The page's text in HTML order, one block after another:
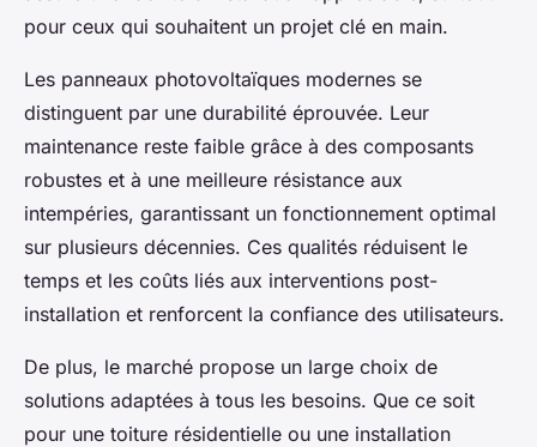
pour ceux qui souhaitent un projet clé en main.
Les panneaux photovoltaïques modernes se
distinguent par une durabilité éprouvée. Leur
maintenance reste faible grâce à des composants
robustes et à une meilleure résistance aux
intempéries, garantissant un fonctionnement optimal
sur plusieurs décennies. Ces qualités réduisent le
temps et les coûts liés aux interventions post-
installation et renforcent la confiance des utilisateurs.
De plus, le marché propose un large choix de
solutions adaptées à tous les besoins. Que ce soit
pour une toiture résidentielle ou une installation